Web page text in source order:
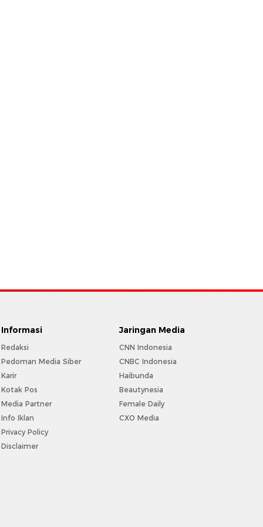
Informasi
Redaksi
Pedoman Media Siber
Karir
Kotak Pos
Media Partner
Info Iklan
Privacy Policy
Disclaimer
Jaringan Media
CNN Indonesia
CNBC Indonesia
Haibunda
Beautynesia
Female Daily
CXO Media